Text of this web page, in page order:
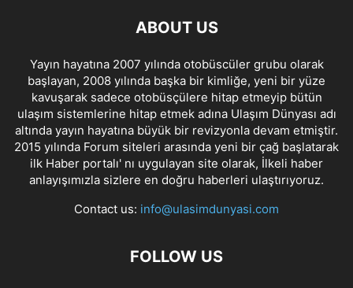
ABOUT US
Yayın hayatına 2007 yılında otobüscüler grubu olarak
başlayan, 2008 yılında başka bir kimliğe, yeni bir yüze
kavuşarak sadece otobüsçülere hitap etmeyip bütün
ulaşım sistemlerine hitap etmek adına Ulaşım Dünyası adı
altında yayın hayatına büyük bir revizyonla devam etmiştir.
2015 yılında Forum siteleri arasında yeni bir çağ başlatarak
ilk Haber portalı' nı uygulayan site olarak, İlkeli haber
anlayışımızla sizlere en doğru haberleri ulaştırıyoruz.
Contact us: info@ulasimdunyasi.com
FOLLOW US